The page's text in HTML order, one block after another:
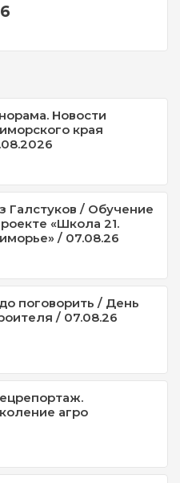
Новости
края
Галстуков / Обучение
«Школа 21.
/ 07.08.26
поговорить / День
/ 07.08.26
агро